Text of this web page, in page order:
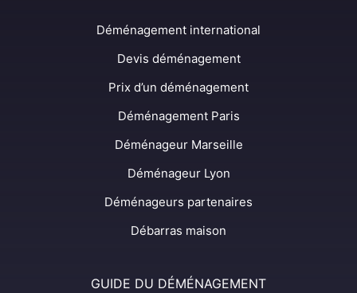
Déménagement international
Devis déménagement
Prix d’un déménagement
Déménagement Paris
Déménageur Marseille
Déménageur Lyon
Déménageurs partenaires
Débarras maison
GUIDE DU DÉMÉNAGEMENT